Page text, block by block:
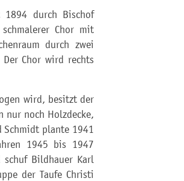
1894 durch Bischof
Chor mit
durch zwei
Chor wird rechts
wird, besitzt der
nur noch Holzdecke,
Schmidt plante 1941
1945 bis 1947
Bildhauer Karl
der Taufe Christi